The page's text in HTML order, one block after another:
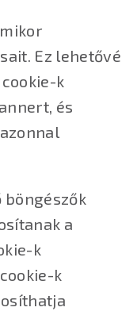
Ez lehetővé
k
és
böngészők
a
k
k